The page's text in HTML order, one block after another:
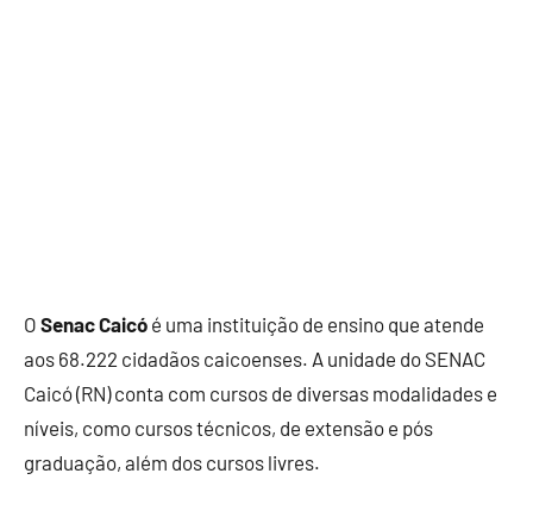
O Senac Caicó é uma instituição de ensino que atende
aos 68.222 cidadãos caicoenses. A unidade do SENAC
Caicó (RN) conta com cursos de diversas modalidades e
níveis, como cursos técnicos, de extensão e pós
graduação, além dos cursos livres.